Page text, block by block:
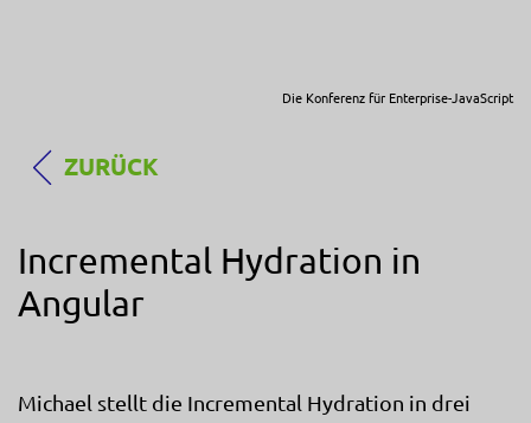
Die Konferenz für Enterprise-JavaScript
ZURÜCK
Incremental Hydration in
Angular
Michael stellt die Incremental Hydration in drei